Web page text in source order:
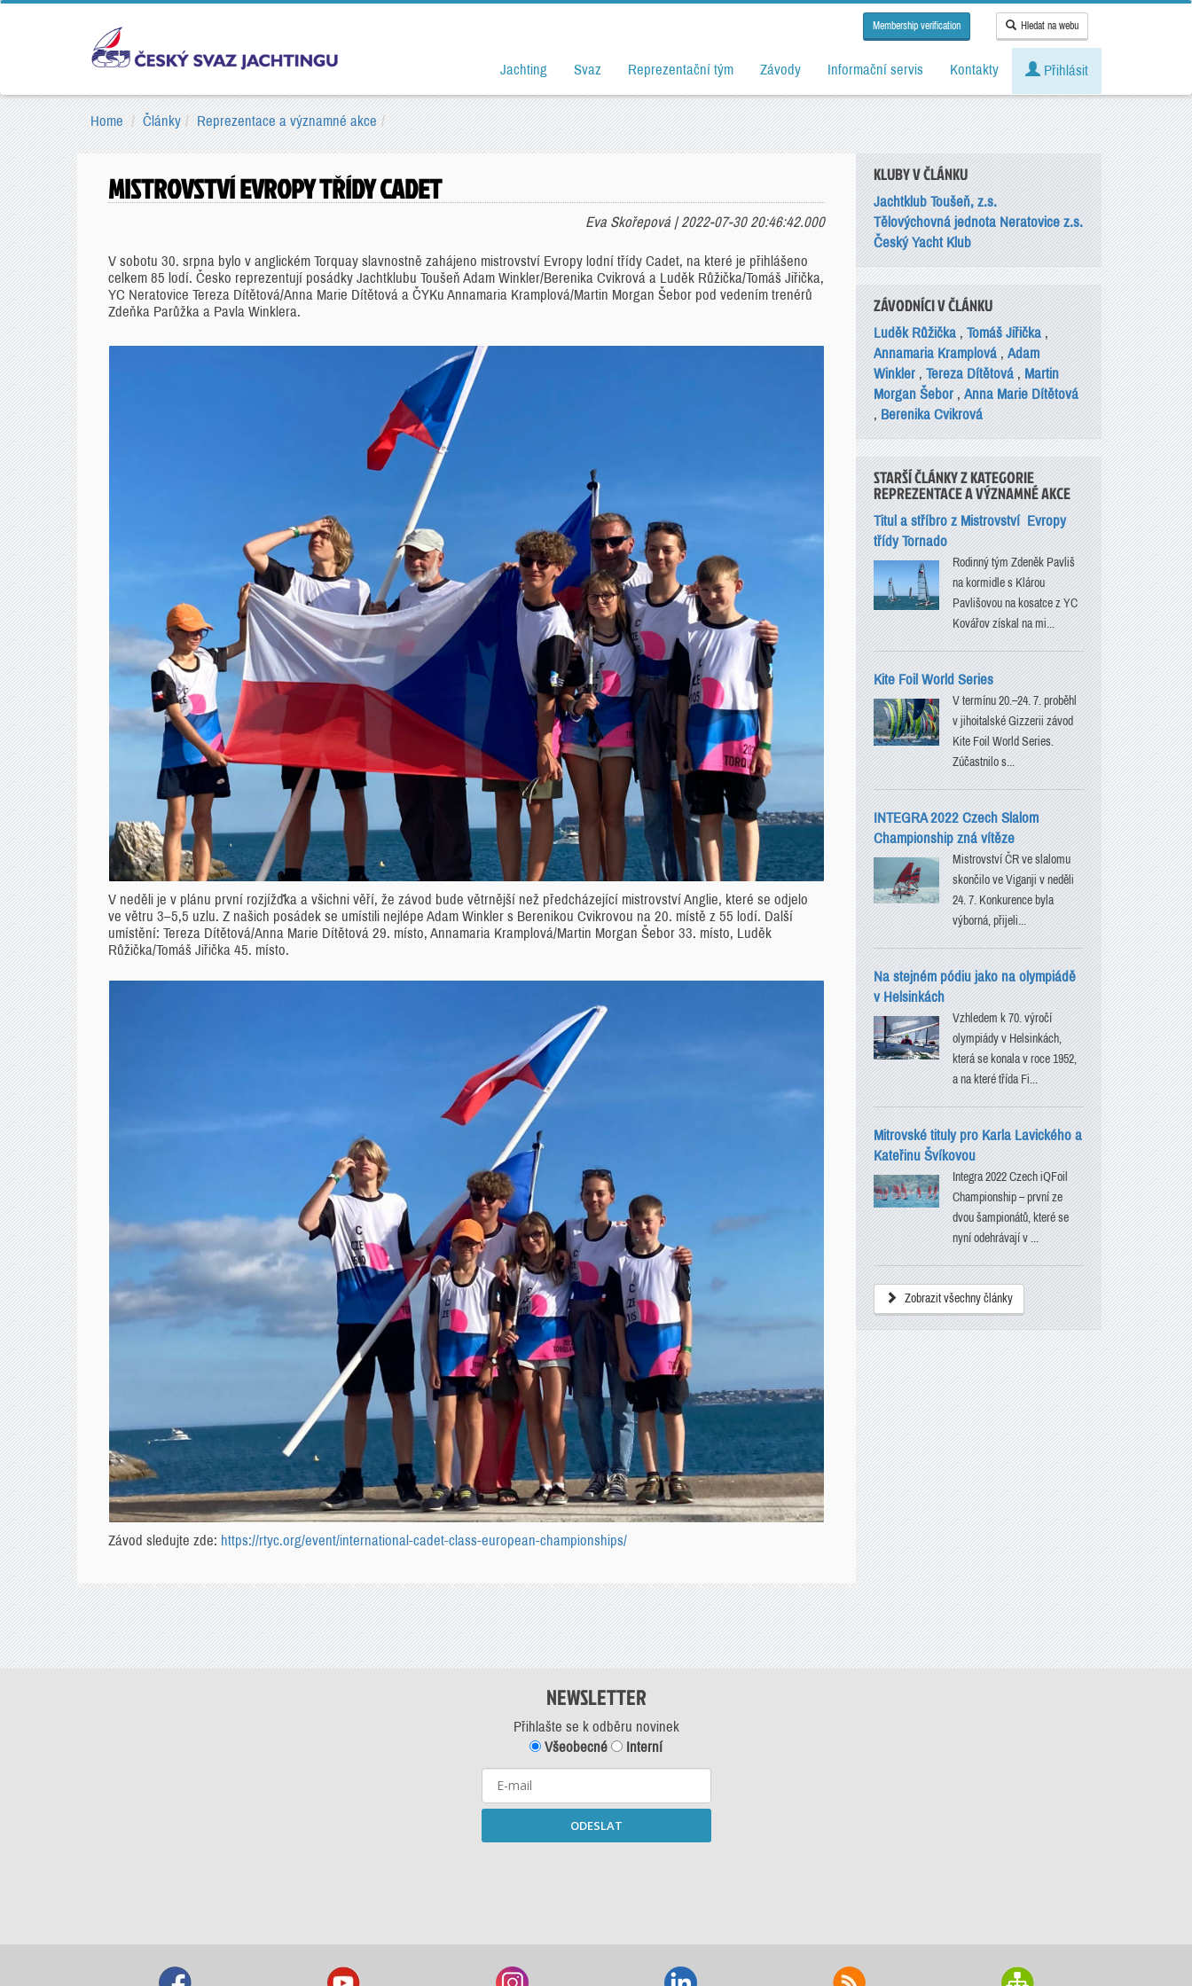
Membership verification Hledat na webu
Jachting Svaz Reprezentační tým Závody Informační servis Kontakty Přihlásit
Home Články Reprezentace a významné akce
MISTROVSTVÍ EVROPY TŘÍDY CADET
Eva Skořepová | 2022-07-30 20:46:42.000
V sobotu 30. srpna bylo v anglickém Torquay slavnostně zahájeno mistrovství Evropy lodní třídy Cadet, na které je přihlášeno
celkem 85 lodí. Česko reprezentují posádky Jachtklubu Toušeň Adam Winkler/Berenika Cvikrová a Luděk Růžička/Tomáš Jiřička,
YC Neratovice Tereza Dítětová/Anna Marie Dítětová a ČYKu Annamaria Kramplová/Martin Morgan Šebor pod vedením trenérů
Zdeňka Parůžka a Pavla Winklera.
V neděli je v plánu první rozjížďka a všichni věří, že závod bude větrnější než předcházející mistrovství Anglie, které se odjelo
ve větru 3–5,5 uzlu. Z našich posádek se umístili nejlépe Adam Winkler s Berenikou Cvikrovou na 20. místě z 55 lodí. Další
umístění: Tereza Dítětová/Anna Marie Dítětová 29. místo, Annamaria Kramplová/Martin Morgan Šebor 33. místo, Luděk
Růžička/Tomáš Jiřička 45. místo.
Závod sledujte zde: https://rtyc.org/event/international-cadet-class-european-championships/
KLUBY V ČLÁNKU
Jachtklub Toušeň, z.s.
Tělovýchovná jednota Neratovice z.s.
Český Yacht Klub
ZÁVODNÍCI V ČLÁNKU
Luděk Růžička,Tomáš Jiřička,
Annamaria Kramplová,Adam
Winkler,Tereza Dítětová,Martin
Morgan Šebor,Anna Marie Dítětová
,Berenika Cvikrová
STARŠÍ ČLÁNKY Z KATEGORIE
REPREZENTACE A VÝZNAMNÉ AKCE
Titul a stříbro z Mistrovství Evropy
třídy Tornado
Rodinný tým Zdeněk Pavliš
na kormidle s Klárou
Pavlišovou na kosatce z YC
Kovářov získal na mi...
Kite Foil World Series
V termínu 20.–24. 7. proběhl
v jihoitalské Gizzerii závod
Kite Foil World Series.
Zúčastnilo s...
INTEGRA 2022 Czech Slalom
Championship zná vítěze
Mistrovství ČR ve slalomu
skončilo ve Viganji v neděli
24. 7. Konkurence byla
výborná, přijeli...
Na stejném pódiu jako na olympiádě
v Helsinkách
Vzhledem k 70. výročí
olympiády v Helsinkách,
která se konala v roce 1952,
a na které třída Fi...
Mitrovské tituly pro Karla Lavického a
Kateřinu Švíkovou
Integra 2022 Czech iQFoil
Championship – první ze
dvou šampionátů, které se
nyní odehrávají v ...
Zobrazit všechny články
NEWSLETTER
Přihlašte se k odběru novinek
Všeobecné
Interní
ODESLAT